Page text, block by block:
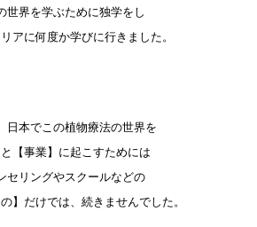
世界を学ぶために独学をし
アに何度か学びに行きました。
日本でこの植物療法の世界を
【事業】に起こすためには
セリングやスクールなどの
の】だけでは、続きませんでした。